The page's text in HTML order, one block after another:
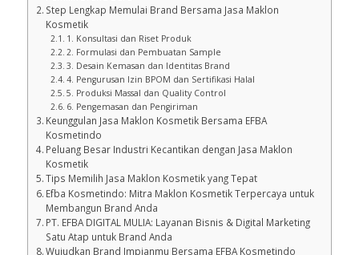
Mengapa Jasa Maklon Kosmetik Jadi Pilihan Cerdas untuk
Pemilik Brand Baru
Step Lengkap Memulai Brand Bersama Jasa Maklon
Kosmetik
1. Konsultasi dan Riset Produk
2. Formulasi dan Pembuatan Sample
3. Desain Kemasan dan Identitas Brand
4. Pengurusan Izin BPOM dan Sertifikasi Halal
5. Produksi Massal dan Quality Control
6. Pengemasan dan Pengiriman
Keunggulan Jasa Maklon Kosmetik Bersama EFBA
Kosmetindo
Peluang Besar Industri Kecantikan dengan Jasa Maklon
Kosmetik
Tips Memilih Jasa Maklon Kosmetik yang Tepat
Efba Kosmetindo: Mitra Maklon Kosmetik Terpercaya untuk